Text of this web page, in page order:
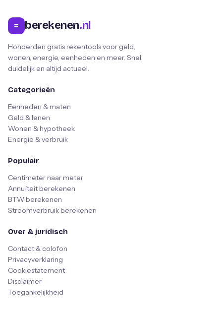
= berekenen.nl
Honderden gratis rekentools voor geld,
wonen, energie, eenheden en meer. Snel,
duidelijk en altijd actueel.
Categorieën
Eenheden & maten
Geld & lenen
Wonen & hypotheek
Energie & verbruik
Populair
Centimeter naar meter
Annuïteit berekenen
BTW berekenen
Stroomverbruik berekenen
Over & juridisch
Contact & colofon
Privacyverklaring
Cookiestatement
Disclaimer
Toegankelijkheid